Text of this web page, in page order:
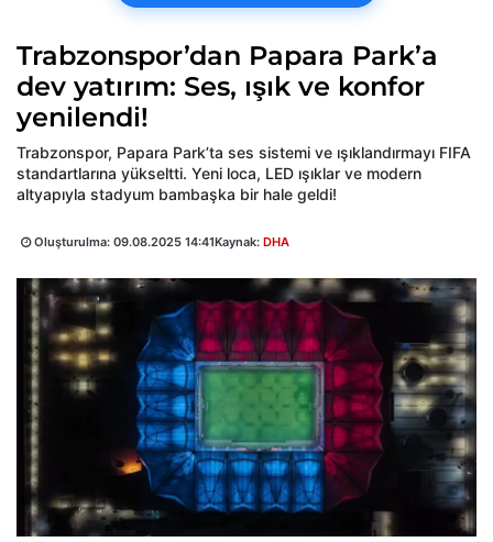
Trabzonspor’dan Papara Park’a
dev yatırım: Ses, ışık ve konfor
yenilendi!
Trabzonspor, Papara Park’ta ses sistemi ve ışıklandırmayı FIFA
standartlarına yükseltti. Yeni loca, LED ışıklar ve modern
altyapıyla stadyum bambaşka bir hale geldi!
Oluşturulma: 09.08.2025 14:41Kaynak: DHA